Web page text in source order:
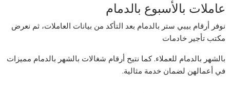
عاملات بالأسبوع بالدمام
نوفر أرقام بيبي ستر بالدمام بعد التأكد من بيانات العاملات، ثم نعرض
مكتب تأجير خادمات
بالشهر بالدمام للعملاء. كما نتيح أرقام شغالات بالشهر بالدمام مميزات
في أعمالهن لضمان خدمة مثالية.